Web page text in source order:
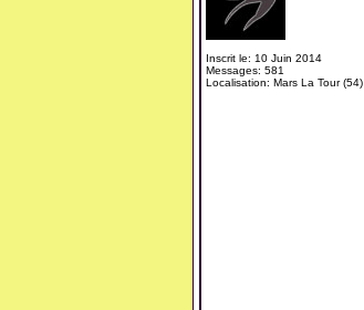
Inscrit le: 10 Juin 2014
Messages: 581
Localisation: Mars La Tour (54)